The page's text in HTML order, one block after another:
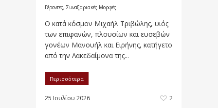
Γέροντες, Συναξαριακές Μορφές
Ο κατά κόσμον Μιχαήλ Τριβώλης, υιός
των επιφανών, πλουσίων και ευσεβών
γονέων Μανουήλ και Ειρήνης, κατήγετο
από την Λακεδαίμονα της...
Περισσότερα
25 Ιουλίου 2026 2